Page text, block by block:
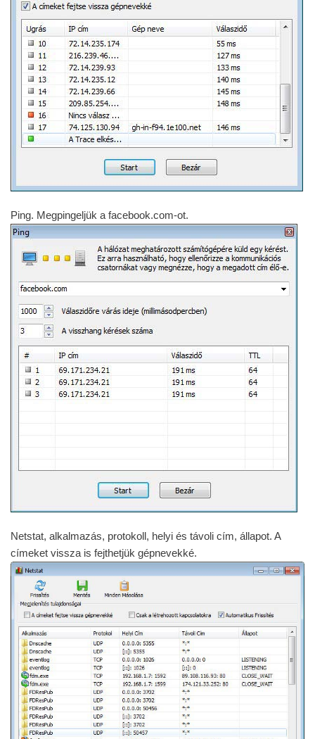
Ping. Megpingeljük a facebook.com-ot.
Netstat, alkalmazás, protokoll, helyi és távoli cím, állapot. A
címeket vissza is fejthetjük gépnevekké.